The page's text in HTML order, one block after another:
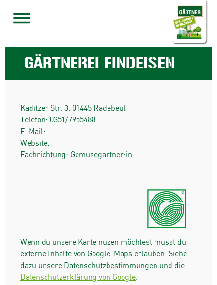
GÄRTNEREI FINDEISEN
Kaditzer Str. 3, 01445 Radebeul
Telefon: 0351/7955488
E-Mail:
Website:
Fachrichtung: Gemüsegärtner:in
Wenn du unsere Karte nuzen möchtest musst du
externe Inhalte von Google-Maps erlauben. Siehe
dazu unsere Datenschutzbestimmungen und die
Datenschutzerklärung von Google.